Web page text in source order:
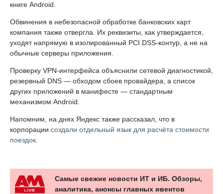
книге Android.
Обвинения в небезопасной обработке банковских карт
компания также отвергла. Их реквизиты, как утверждается,
уходят напрямую в изолированный PCI DSS-контур, а не на
обычные серверы приложения.
Проверку VPN-интерфейса объяснили сетевой диагностикой,
резервный DNS — обходом сбоев провайдера, а список
других приложений в манифесте — стандартным
механизмом Android.
Напомним, на днях Яндекс также рассказал, что в
корпорации создали отдельный язык для расчёта стоимости
поездок.
Самые свежие новости ИТ и ИБ. Обзоры,
аналитика, анонсы главных ивентов